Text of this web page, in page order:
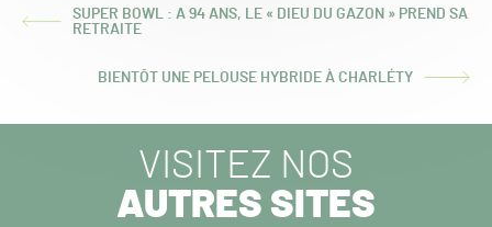
ARTICLE
SUPER BOWL : A 94 ANS, LE « DIEU DU GAZON » PREND SA
RETRAITE
ARTICLE
BIENTÔT UNE PELOUSE HYBRIDE À CHARLÉTY
VISITEZ NOS
AUTRES SITES